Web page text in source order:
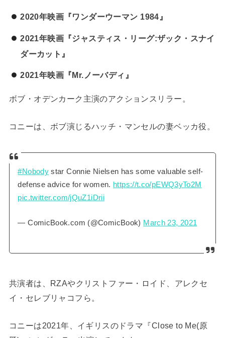
2020年映画『ワンダーウーマン 1984』
2021年映画『ジャスティス・リーグ:ザック・スナイ
ダーカット』
2021年映画『Mr.ノーバディ』
ボブ・オデンカーク主演のアクションスリラー。
コニーは、ボブ演じるハッチ・マンセルの妻ベッカ役。
#Nobody star Connie Nielsen has some valuable self-
defense advice for women. https://t.co/pEWQ3yTo2M
pic.twitter.com/jQuZ1iDrii
— ComicBook.com (@ComicBook) March 23, 2021
共演者は、RZAやクリストファー・ロイド、アレクセ
イ・セレブリャコフら。
コニーは2021年、イギリスのドラマ『Close to Me(原